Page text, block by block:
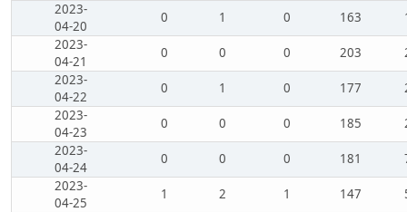
2023-
04-20
0 1 0 163
2023-
04-21
0 0 0 203
2023-
04-22
0 1 0 177
2023-
04-23
0 0 0 185
2023-
04-24
0 0 0 181
2023-
04-25
1 2 1 147